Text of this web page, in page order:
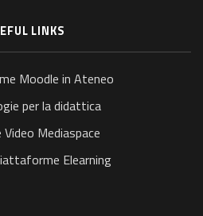
LINKS
Moodle in Ateneo
per la didattica
Mediaspace
Elearning